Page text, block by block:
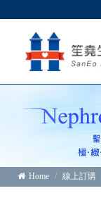
Home 線上訂購